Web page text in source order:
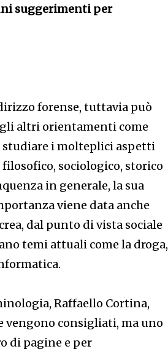
suggerimenti per
forense, tuttavia può
altri orientamenti come
studiare i molteplici aspetti
sociologico, storico
in generale, la sua
viene data anche
dal punto di vista sociale
temi attuali come la droga,
Raffaello Cortina,
vengono consigliati, ma uno
di pagine e per